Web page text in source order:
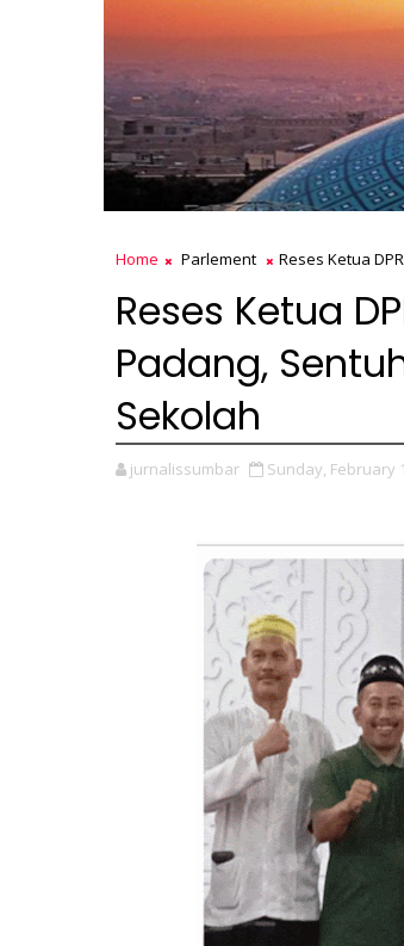
Home Parlement Reses Ketua
Reses Ketua
Padang,
Sekolah
jurnalissumbar Sunday, February